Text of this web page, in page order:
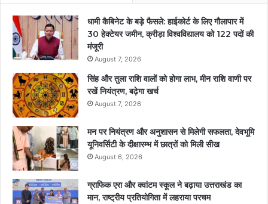
धामी कैबिनेट के बड़े फैसले: हाईकोर्ट के लिए गौलापार में
30 हेक्टेयर जमीन, क्रीड़ा विश्वविद्यालय को 122 पदों की
मंजूरी
August 7, 2026
सिंह और तुला राशि वालों को होगा लाभ, मीन राशि वाणी पर
रखें नियंत्रण, बढ़ेगा खर्च
August 7, 2026
मन पर नियंत्रण और अनुशासन से मिलेगी सफलता, देवभूमि
यूनिवर्सिटी के दीक्षारम्भ में छात्रों को मिली सीख
August 6, 2026
ग्राफिक एरा और क्वांटम स्कूल ने बढ़ाया उत्तराखंड का
मान, राष्ट्रीय प्रतियोगिता में लहराया परचम